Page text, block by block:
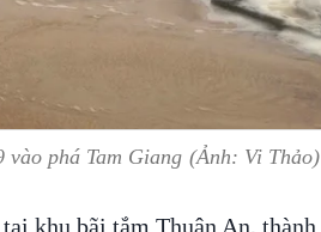
phá Tam Giang (Ảnh: Vi Thảo)
khu bãi tắm Thuận An, thành